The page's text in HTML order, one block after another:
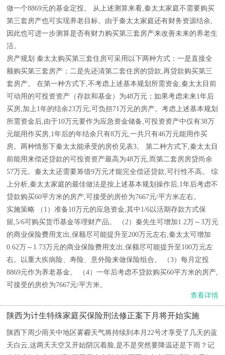
做一个8869元的基金定投。 从上述测算来看,秦太太家庭不需要购买
第三套房产也可实现养老目标。由于秦太太家庭还有财务资源结余,
因此也可进一步测算是否有财力购买第三套房产来改善未来的养老生
活。
房产规划 秦太太购买第三套住房可采用以下两种方式：一是直接全
额购买第三套房产；二是先还清第二套住房的贷款,再贷款购买第三
套房产。 在第一种方式下,不考虑上述基本规划所需资金,秦太太目前
可动用的可投资资产（存款和基金）为48万元；如果考虑未来1年后
买房,加上1年的结余23万元,可负担71万元的房产。考虑上述基本规划
所需资金后,由于10万元要作为应急资金储备,可投资资产中仅有38万
元能用作买房,1年后的年结余只有8万元,一共只有46万元能用作买
房。两种情形下秦太太能承受的房价见表3。 第二种方式下,秦太太目
前能用来偿还贷款的可投资资产最高为48万元,而第二套房房贷尚余
57万元。秦太太还需要筹借9万元才能完全偿还贷款,可行性不高。 综
上分析,秦太太家庭的最佳做法是按上述基本规划操作后,1年后考虑不
贷款购买60平方米的房产,可接受的房价为7667元/平方米左右。
实施策略 （1）准备10万元的应急资金,其中1/6以活期存款方式保
留,5/6可购买货币基金等理财产品。 （2）秦先生可增加1.2万～3万元
的商业保险费用支出,保额尽可能提升至200万元左右,秦太太可增加
0.62万～1.73万元的商业保险费用支出,保额尽可能提升至100万元左
右。以重大疾病险、寿险、意外险来做保险组合。 （3）每月定投
8869元作为养老基金。 （4）一年后考虑不贷款购买60平方米的房产,
可接受的房价为7667元/平方米。
查看详情
陕西为计生特殊家庭买保险刑法修正案下月将开始实施
陕西下周少雨关中地区雾霾天气将持续到本月22号才享受了几天的蓝
天白云,这两天天空又开始阴沉着脸,是不是突然要降温还是下雨？记